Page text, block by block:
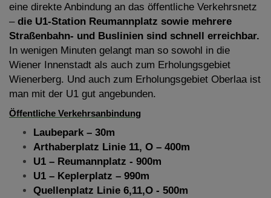
eine direkte Anbindung an das öffentliche Verkehrsnetz
– die U1-Station Reumannplatz sowie mehrere
Straßenbahn- und Buslinien sind schnell erreichbar.
In wenigen Minuten gelangt man so sowohl in die
Wiener Innenstadt als auch zum Erholungsgebiet
Wienerberg. Und auch zum Erholungsgebiet Oberlaa ist
man mit der U1 gut angebunden.
Öffentliche Verkehrsanbindung
Laubepark – 30m
Arthaberplatz Linie 11, O – 400m
U1 – Reumannplatz - 900m
U1 – Keplerplatz – 990m
Quellenplatz Linie 6,11,O - 500m